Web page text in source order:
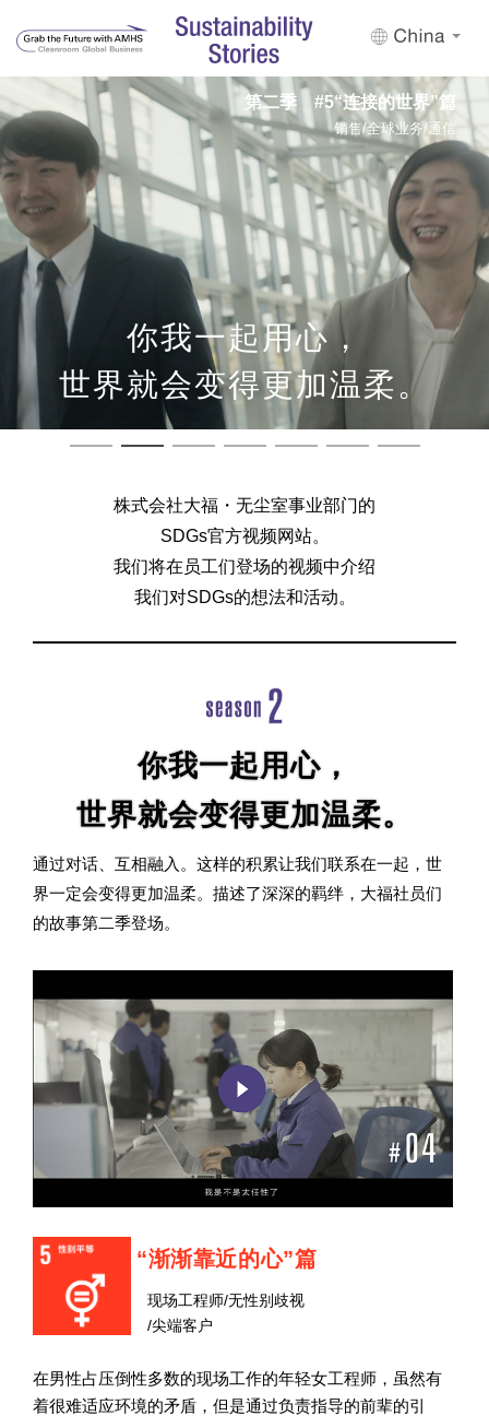
第二季 #4“渐渐靠近的心”篇
现场工程师/无性别歧视/尖端客户
第二季 #5“连接的世界”篇
销售/全球业务/通信
你我一起用心，
世界就会变得更加温柔。
第二季 #6“守护奇迹”篇
先进的员工教育/质量/培训中心/波兰
第二季 #7“和你一起挑战”篇
采购/合作伙伴关系/供应链/环境性能
第一季 #1“迈向变革的一步”篇
工程师/创新/挑战
第一季 #2“创造快乐”篇
妇女的积极参与/工作价值
第一季 #3“让想象力自由驰骋”篇
产品制造/环境考虑/接地过冲
株式会社大福・无尘室事业部门的
SDGs官方视频网站。
我们将在员工们登场的视频中介绍
我们对SDGs的想法和活动。
你我一起用心，
世界就会变得更加温柔。
通过对话、互相融入。 这样的积累让我们联系在一起，世
界一定会变得更加温柔。 描述了深深的羁绊，大福社员们
的故事第二季登场。
“渐渐靠近的心”篇
现场工程师/无性别歧视
/尖端客户
在男性占压倒性多数的现场工作的年轻女工程师，虽然有
着很难适应环境的矛盾，但是通过负责指导的前辈的引